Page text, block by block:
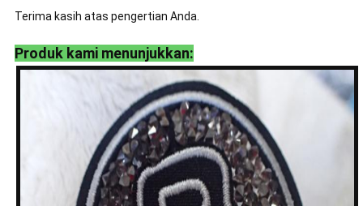
Terima kasih atas pengertian Anda.
Produk kami menunjukkan: